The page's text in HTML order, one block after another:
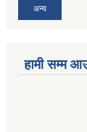
अन्य
हामी सम्म